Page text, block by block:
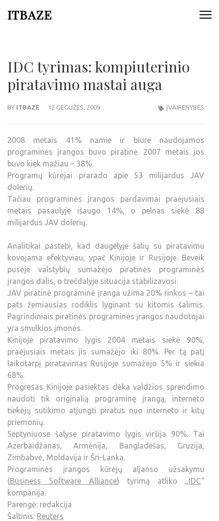
ITBAZE
IDC tyrimas: kompiuterinio
piratavimo mastai auga
BY ITBAZE 12 GEGUŽĖS, 2009 ĮVAIRENYBĖS
2008 metais 41% namie ir biure naudojamos
programinės įrangos buvo piratinė. 2007 metais jos
buvo kiek mažiau – 38%.
Programų kūrėjai prarado apie 53 milijardus JAV
dolerių.
Tačiau programinės įrangos pardavimai praėjusiais
metais pasaulyje išaugo 14%, o pelnas siekė 88
milijardus JAV dolerių.
Analitikai pastebi, kad daugelyje šalių su piratavimu
kovojama efektyviau, ypač Kinijoje ir Rusijoje. Beveik
pusėje valstybių sumažėjo piratinės programinės
įrangos dalis, o trečdalyje situacija stabilizavosi.
JAV piratinė programinė įranga užima 20% rinkos – tai
pats žemiausias rodiklis lyginant su kitomis šalimis.
Pagrindiniais piratinės programinės įrangos naudotojai
yra smulkios įmonės.
Kinijoje piratavimo lygis 2004 metais siekė 90%,
praėjusiais metais jis sumažėjo iki 80%. Per tą patį
laikotarpį piratavimas Rusijoje sumažėjo 5% ir siekia
68%.
Progresas Kinijoje pasiektas dėka valdžios sprendimo
naudoti tik originalią programinę įrangą, interneto
tiekėjų sutikimo atjungti piratus nuo interneto ir kitų
priemonių.
Septyniuose šalyse piratavimo lygis viršija 90%. Tai
Azerbaidžanas, Armėnija, Bangladešas, Gruzija,
Zimbabvė, Moldavija ir Šri-Lanka.
Programinės įrangos kūrėjų aljanso užsakymu
(Business Software Alliance) tyrimą atliko „IDC“
kompanija.
Parengė: redakcija
Šaltinis: Reuters